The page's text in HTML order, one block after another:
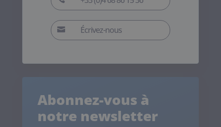
 Écrivez-nous
Abonnez-vous à
notre newsletter